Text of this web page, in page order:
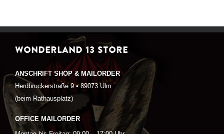
WONDERLAND 13 STORE
ANSCHRIFT SHOP & MAILORDER
Herdbruckerstraße 9 • 89073 Ulm
(beim Rathausplatz)
OFFICE MAILORDER